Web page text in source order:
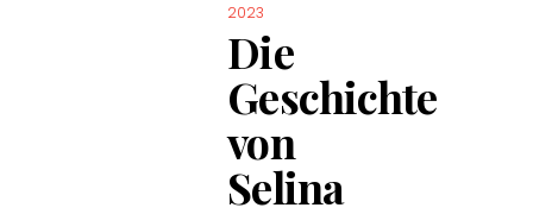
2023
Die
Geschichte
von
Selina